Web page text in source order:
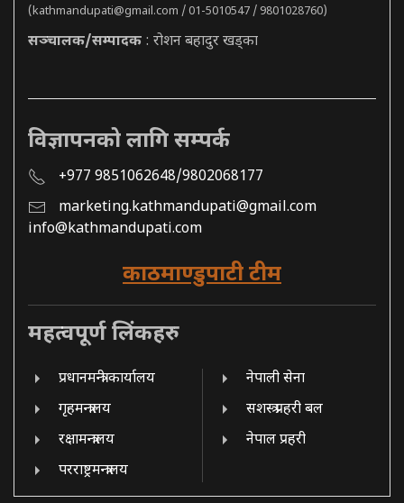
(kathmandupati@gmail.com / 01-5010547 / 9801028760)
सञ्चालक/सम्पादक : रोशन बहादुर खड्का
विज्ञापनको लागि सम्पर्क
+977 9851062648/9802068177
marketing.kathmandupati@gmail.com
info@kathmandupati.com
काठमाण्डुपाटी टीम
महत्वपूर्ण लिंकहरु
प्रधानमन्त्री कार्यालय
गृहमन्त्रालय
रक्षामन्त्रालय
परराष्ट्रमन्त्रालय
नेपाली सेना
सशस्त्र प्रहरी बल
नेपाल प्रहरी